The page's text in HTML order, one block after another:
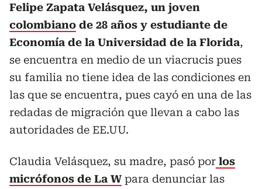
Felipe Zapata Velásquez, un joven
colombiano de 28 años y estudiante de
Economía de la Universidad de la Florida,
se encuentra en medio de un viacrucis pues
su familia no tiene idea de las condiciones en
las que se encuentra, pues cayó en una de las
redadas de migración que llevan a cabo las
autoridades de EE.UU.
Claudia Velásquez, su madre, pasó por los
micrófonos de La W para denunciar las